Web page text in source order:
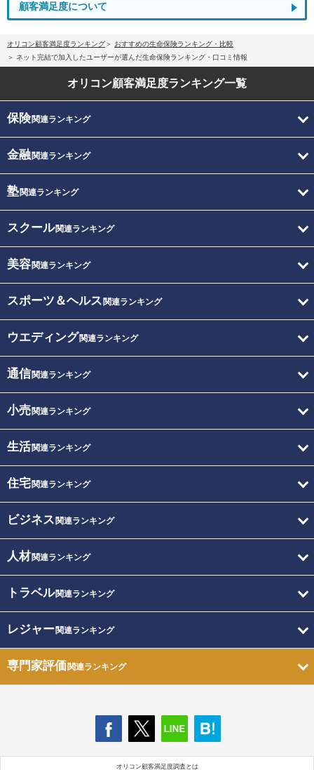
顧客満足度について
オリコン顧客満足度ランキング
おすすめの生命保険ランキング・比較
ネット完結で加入したユーザーが選んだ生命保険ランキング・口コミ情報
オリコン顧客満足度ランキング一覧
保険関連ランキング
金融関連ランキング
塾関連ランキング
スクール関連ランキング
美容関連ランキング
スポーツ＆ヘルス 関連ランキング
ウエディング関連ランキング
通信関連ランキング
小売関連ランキング
生活関連ランキング
住宅関連ランキング
ビジネス 関連ランキング
人材関連ランキング
トラベル関連ランキング
レジャー関連ランキング
専門家評価関連ランキング
オリコン顧客満足度調査とは